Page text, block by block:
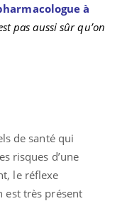
à
pas aussi sûr qu’on
de santé qui
risques d’une
le réflexe
est très présent